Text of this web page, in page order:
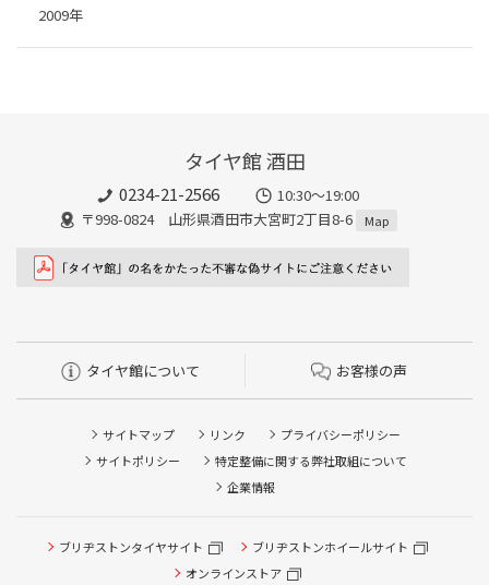
2009年
タイヤ館 酒田
0234-21-2566
10:30～19:00
〒998-0824 山形県酒田市大宮町2丁目8-6
Map
タイヤ館について お客様の声
サイトマップ リンク
プライバシーポリシー
サイトポリシー
特定整備に関する弊社取組について
企業情報
ブリヂストンタイヤサイト
ブリヂストンホイールサイト
オンラインストア
タイヤ点検・安全点検/タイヤ履き替え/オイル交換/その他
ピット作業の予約